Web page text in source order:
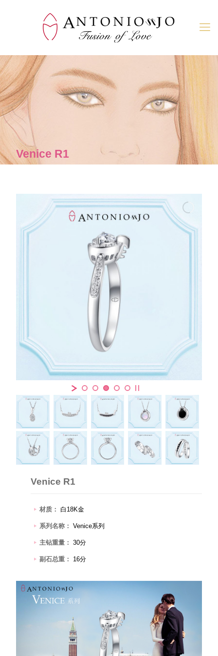
Venice R1
Venice R1
材质： 白18K金
系列名称： Venice系列
主钻重量： 30分
副石总重： 16分